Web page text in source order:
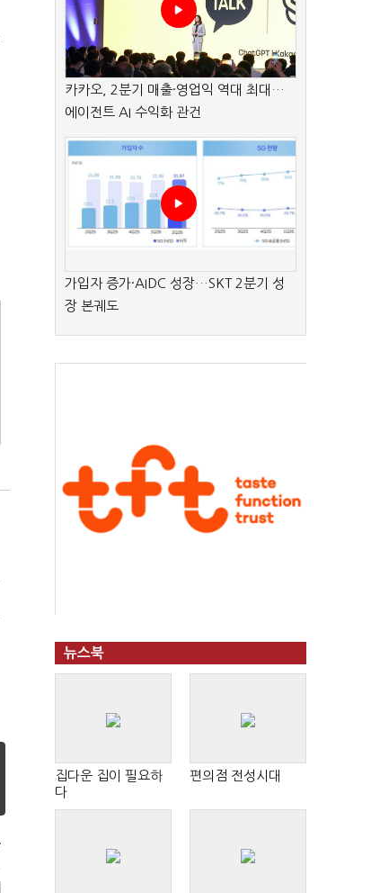
카카오, 2분기 매출·영업익 역대 최대…
에이전트 AI 수익화 관건
가입자 증가·AIDC 성장…SKT 2분기 성
장 본궤도
뉴스북
집다운 집이 필요하
다
편의점 전성시대